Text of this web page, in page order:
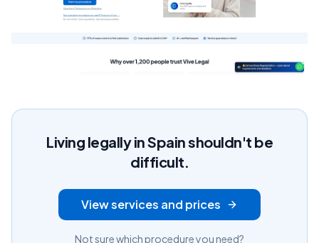
Living legally in Spain shouldn't be
difficult.
View services and prices
Not sure which procedure you need?